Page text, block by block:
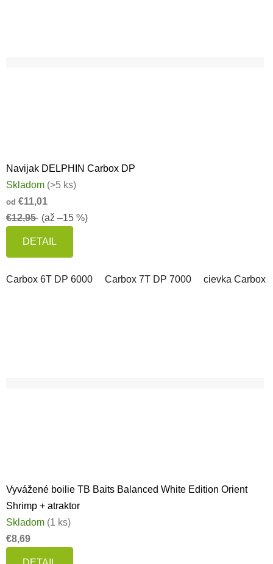
Navijak DELPHIN Carbox DP
Skladom (>5 ks)
od €11,01
€12,95 (až –15 %)
DETAIL
Carbox 6T DP 6000 Carbox 7T DP 7000 cievka Carbox
Vyvážené boilie TB Baits Balanced White Edition Orient
Shrimp + atraktor
Skladom (1 ks)
€8,69